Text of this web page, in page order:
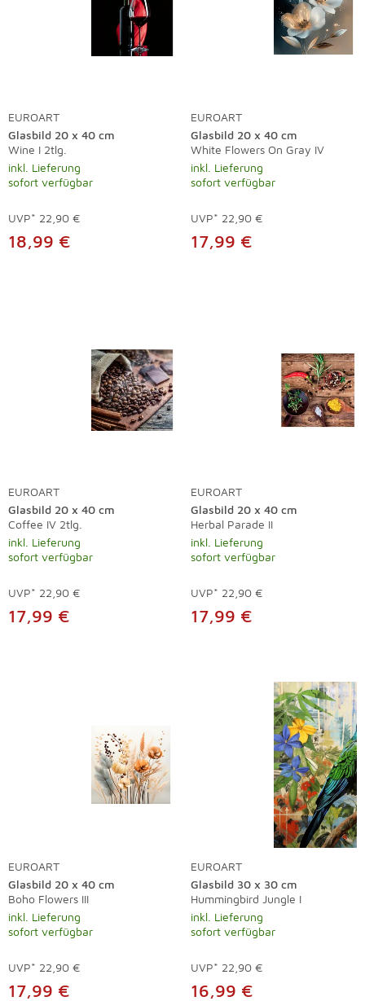
EUROART
Glasbild 20 x 40 cm
Wine I 2tlg.
inkl. Lieferung
sofort verfügbar
UVP* 22,90 €
18,99 €
EUROART
Glasbild 20 x 40 cm
White Flowers On Gray IV
inkl. Lieferung
sofort verfügbar
UVP* 22,90 €
17,99 €
EUROART
Glasbild 20 x 40 cm
Coffee IV 2tlg.
inkl. Lieferung
sofort verfügbar
UVP* 22,90 €
17,99 €
EUROART
Glasbild 20 x 40 cm
Herbal Parade II
inkl. Lieferung
sofort verfügbar
UVP* 22,90 €
17,99 €
EUROART
Glasbild 20 x 40 cm
Boho Flowers III
inkl. Lieferung
sofort verfügbar
UVP* 22,90 €
17,99 €
EUROART
Glasbild 30 x 30 cm
Hummingbird Jungle I
inkl. Lieferung
sofort verfügbar
UVP* 22,90 €
16,99 €